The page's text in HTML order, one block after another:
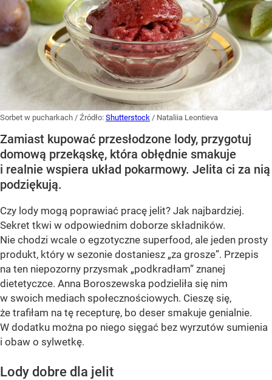
Sorbet w pucharkach / Źródło: Shutterstock / Nataliia Leontieva
Zamiast kupować przesłodzone lody, przygotuj
domową przekąskę, która obłędnie smakuje
i realnie wspiera układ pokarmowy. Jelita ci za nią
podziękują.
Czy lody mogą poprawiać pracę jelit? Jak najbardziej.
Sekret tkwi w odpowiednim doborze składników.
Nie chodzi wcale o egzotyczne superfood, ale jeden prosty
produkt, który w sezonie dostaniesz „za grosze”. Przepis
na ten niepozorny przysmak „podkradłam” znanej
dietetyczce. Anna Boroszewska podzieliła się nim
w swoich mediach społecznościowych. Cieszę się,
że trafiłam na tę recepturę, bo deser smakuje genialnie.
W dodatku można po niego sięgać bez wyrzutów sumienia
i obaw o sylwetkę.
Lody dobre dla jelit